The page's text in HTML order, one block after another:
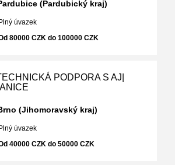
(Pardubický kraj)
Plný úvazek
80000 CZK do 100000 CZK
PODPORA S AJ|
(Jihomoravský kraj)
Plný úvazek
40000 CZK do 50000 CZK